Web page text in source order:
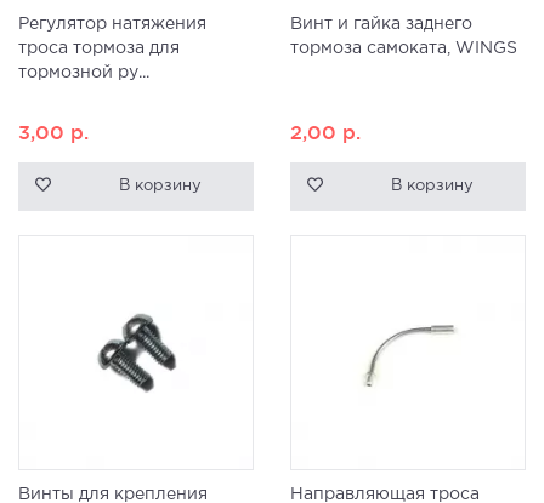
Регулятор натяжения
троса тормоза для
тормозной ру...
3,00 р.
В корзину
Винт и гайка заднего
тормоза самоката, WINGS
2,00 р.
В корзину
Винты для крепления
Направляющая троса